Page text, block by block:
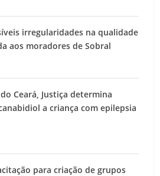
irregularidades na qualidade
aos moradores de Sobral
Ceará, Justiça determina
a criança com epilepsia
para criação de grupos